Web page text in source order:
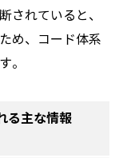
されていると、
め、コード体系
。
る主な情報